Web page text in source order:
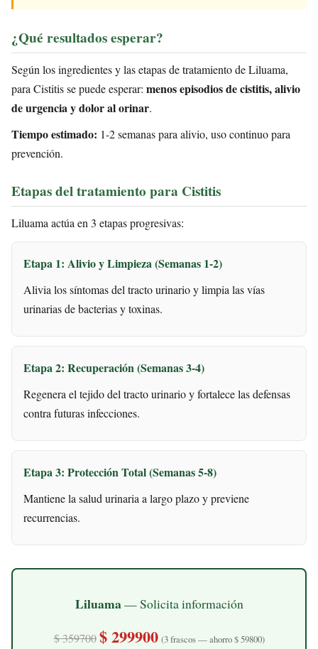
¿Qué resultados esperar?
Según los ingredientes y las etapas de tratamiento de Liluama,
para Cistitis se puede esperar: menos episodios de cistitis, alivio
de urgencia y dolor al orinar.
Tiempo estimado: 1-2 semanas para alivio, uso continuo para
prevención.
Etapas del tratamiento para Cistitis
Liluama actúa en 3 etapas progresivas:
Etapa 1: Alivio y Limpieza (Semanas 1-2)
Alivia los síntomas del tracto urinario y limpia las vías
urinarias de bacterias y toxinas.
Etapa 2: Recuperación (Semanas 3-4)
Regenera el tejido del tracto urinario y fortalece las defensas
contra futuras infecciones.
Etapa 3: Protección Total (Semanas 5-8)
Mantiene la salud urinaria a largo plazo y previene
recurrencias.
Liluama— Solicita información
$ 359700 $ 299900 (3 frascos — ahorro $ 59800)